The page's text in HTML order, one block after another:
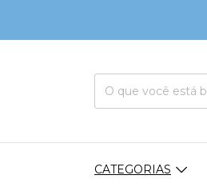
CATEGORIAS